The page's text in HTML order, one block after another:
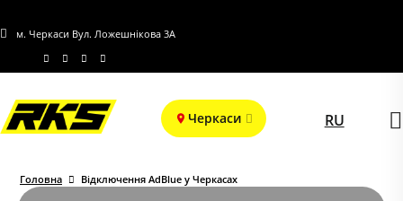
м. Черкаси Вул. Ложешнікова 3А
Черкаси RU
Головна Відключення AdBlue у Черкасах